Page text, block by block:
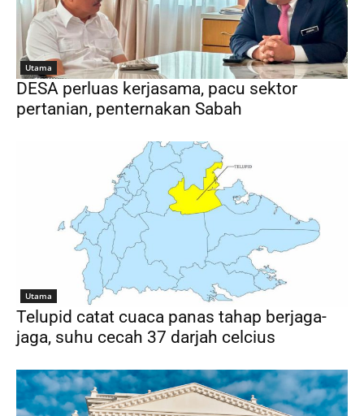
Utama
DESA perluas kerjasama, pacu sektor
pertanian, penternakan Sabah
Utama
Telupid catat cuaca panas tahap berjaga-
jaga, suhu cecah 37 darjah celcius